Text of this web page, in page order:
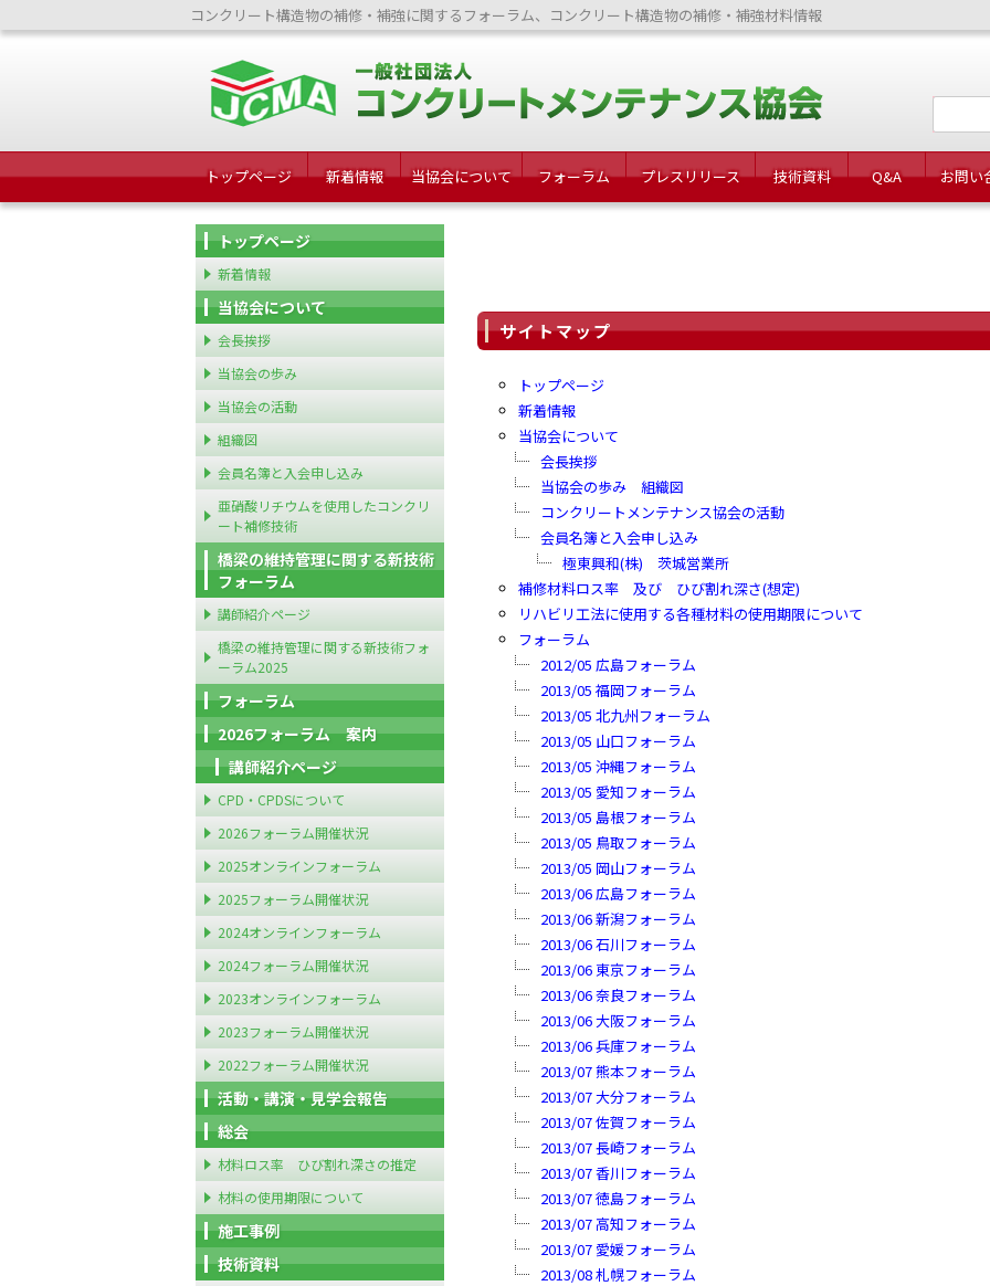
コンクリート構造物の補修・補強に関するフォーラム、コンクリート構造物の補修・補強材料情報
トップページ 新着情報 当協会について フォーラム プレスリリース 技術資料 Q&A お問い
サイトマップ
トップページ
新着情報
当協会について
会長挨拶
当協会の歩み 組織図
コンクリートメンテナンス協会の活動
会員名簿と入会申し込み
極東興和(株) 茨城営業所
補修材料ロス率 及び ひび割れ深さ(想定)
リハビリ工法に使用する各種材料の使用期限について
フォーラム
2012/05 広島フォーラム
2013/05 福岡フォーラム
2013/05 北九州フォーラム
2013/05 山口フォーラム
2013/05 沖縄フォーラム
2013/05 愛知フォーラム
2013/05 島根フォーラム
2013/05 鳥取フォーラム
2013/05 岡山フォーラム
2013/06 広島フォーラム
2013/06 新潟フォーラム
2013/06 石川フォーラム
2013/06 東京フォーラム
2013/06 奈良フォーラム
2013/06 大阪フォーラム
2013/06 兵庫フォーラム
2013/07 熊本フォーラム
2013/07 大分フォーラム
2013/07 佐賀フォーラム
2013/07 長崎フォーラム
2013/07 香川フォーラム
2013/07 徳島フォーラム
2013/07 高知フォーラム
2013/07 愛媛フォーラム
2013/08 札幌フォーラム
トップページ
新着情報
当協会について
会長挨拶
当協会の歩み
当協会の活動
組織図
会員名簿と入会申し込み
亜硝酸リチウムを使用したコンクリ
ート補修技術
橋梁の維持管理に関する新技術
フォーラム
講師紹介ページ
橋梁の維持管理に関する新技術フォ
ーラム2025
フォーラム
2026フォーラム 案内
講師紹介ページ
CPD・CPDSについて
2026フォーラム開催状況
2025オンラインフォーラム
2025フォーラム開催状況
2024オンラインフォーラム
2024フォーラム開催状況
2023オンラインフォーラム
2023フォーラム開催状況
2022フォーラム開催状況
活動・講演・見学会報告
総会
材料ロス率 ひび割れ深さの推定
材料の使用期限について
施工事例
技術資料